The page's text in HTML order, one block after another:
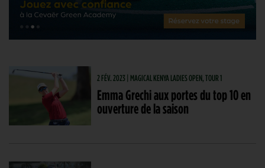
2 FÉV. 2023 | MAGICAL KENYA LADIES OPEN, TOUR 1
Emma Grechi aux portes du top 10 en
ouverture de la saison